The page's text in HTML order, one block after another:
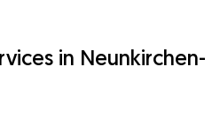
in Neunkirchen-